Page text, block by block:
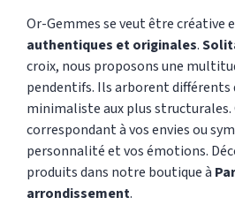
Or-Gemmes se veut être créative
authentiques et originales.
croix, nous proposons une
pendentifs. Ils arborent différents
minimaliste aux plus structurales.
correspondant à vos envies ou
personnalité et vos émotions.
produits dans notre boutique à
arrondissement.